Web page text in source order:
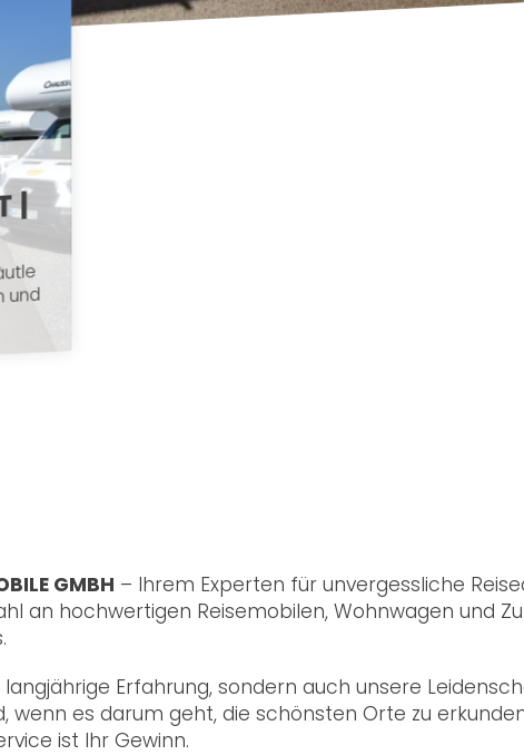
|
und
GMBH – Ihrem Experten für unvergessliche
an hochwertigen Reisemobilen, Wohnwagen und
Erfahrung, sondern auch unsere
wenn es darum geht, die schönsten Orte zu
ist Ihr Gewinn.